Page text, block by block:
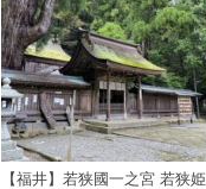
【福井】若狭國一之宮 若狭姫